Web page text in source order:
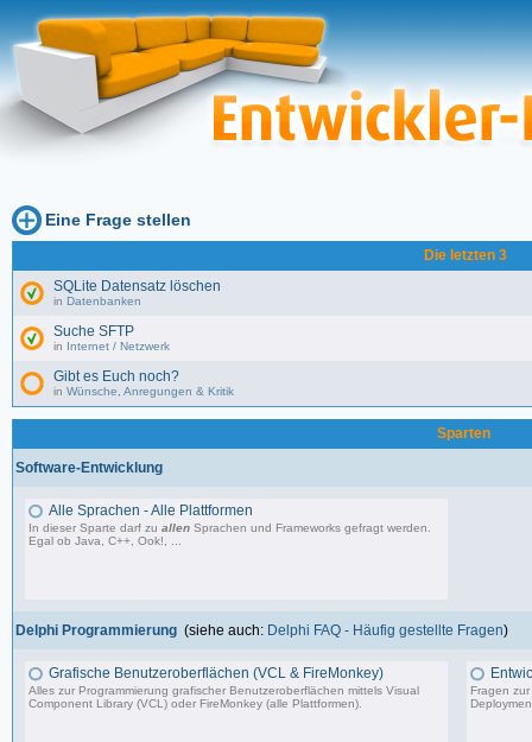
Eine Frage stellen
Die letzten 3
SQLite Datensatz löschen
in Datenbanken
Suche SFTP
in Internet / Netzwerk
Gibt es Euch noch?
in Wünsche, Anregungen & Kritik
Sparten
Software-Entwicklung
Alle Sprachen - Alle Plattformen
In dieser Sparte darf zuallen Sprachen und Frameworks gefragt werden.
Egal ob Java, C++, Ook!, ...
Delphi Programmierung (siehe auch: Delphi FAQ - Häufig gestellte Fragen)
Grafische Benutzeroberflächen (VCL & FireMonkey)
Alles zur Programmierung grafischer Benutzeroberflächen mittels Visual
Component Library (VCL) oder FireMonkey (alle Plattformen).
Fragen